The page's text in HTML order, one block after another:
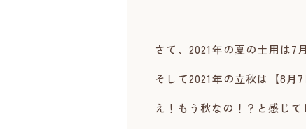
さて、2021年の夏の土用は7
そして2021年の立秋は【8月7
え！もう秋なの！？と感じ